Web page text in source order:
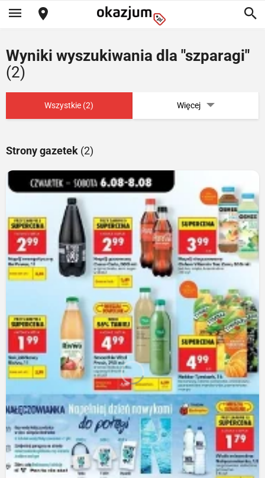
Wyniki wyszukiwania dla "szparagi"
(2)
Wszystkie (2) Więcej
Strony gazetek (2)